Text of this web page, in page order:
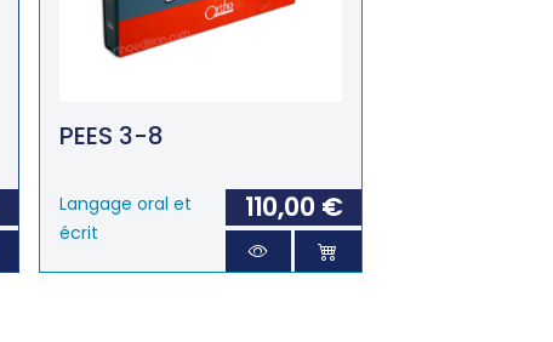
PEES 3-8
Langage oral et
écrit
110,00 €